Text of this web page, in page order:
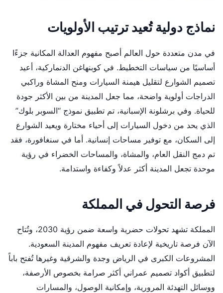
نماذج دولية تُعيد ترتيب الأولويات
في مدن متعددة حول العالم أصبح مفهوم العدالة المكانية جزءًا
أساسيًا من سياسات التخطيط. في كوبنهاغن الدنماركية، أعيد
تصميم الشوارع لتقليل هيمنة السيارات ومنح المشاة وراكبي
الدراجات أولوية واضحة، مما جعل المدينة من بين الأكثر جودة
للحياة. وفي برشلونة الإسبانية، تم تطبيق نموذج “السوبر بلوك”
الذي يحد من دخول السيارات إلى أحياء مختارة ويعيد الشوارع
إلى السكان، مع توفير مساحات إنسانية. أما في سنغافورة، فقد
تم دمج النقل العام، والمشاة، والمساحات الخضراء في رؤية
موحدة تجعل المدينة أكثر عدلاً وكفاءة واستدامة.
فرصة التحول في المملكة
المملكة تشهد تحولات حضرية واسعة ضمن رؤية 2030، وتُتاح
الآن فرصة تاريخية لإعادة تعريف مفهوم المدينة السعودية.
المشروعات الكبرى في الرياض وجدة والشرقية وغيرها تُفتح باباً
لتطبيق أكواد تصميم عمراني أكثر صرامة بخصوص الأرصفة،
ووسائل التهدئة المرورية، وإمكانية الوصول، والمسارات